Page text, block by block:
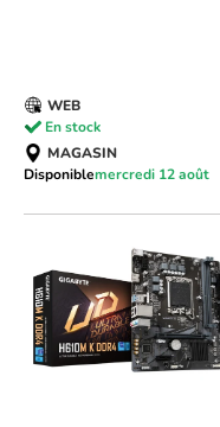
WEB
En stock
MAGASIN
Disponiblemercredi 12 août